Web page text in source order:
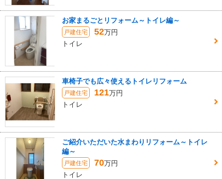
お家まるごとリフォーム～トイレ編～
戸建住宅 52万円
トイレ
車椅子でも広々使えるトイレリフォーム
戸建住宅 121万円
トイレ
ご紹介いただいた水まわりリフォーム～トイレ
編～
戸建住宅 70万円
トイレ